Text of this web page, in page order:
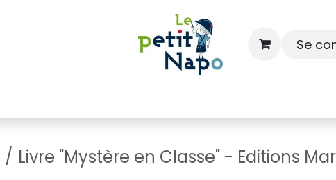
Se
Livre "Mystère en Classe" - Editions